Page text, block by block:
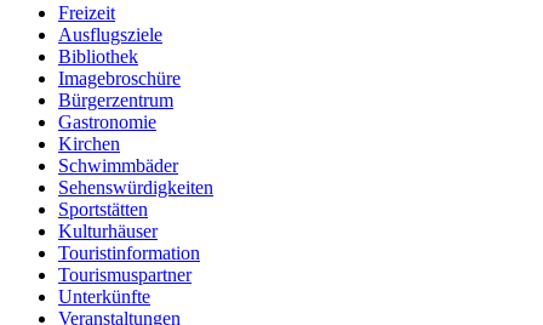
Freizeit
Ausflugsziele
Bibliothek
Imagebroschüre
Bürgerzentrum
Gastronomie
Kirchen
Schwimmbäder
Sehenswürdigkeiten
Sportstätten
Kulturhäuser
Touristinformation
Tourismuspartner
Unterkünfte
Veranstaltungen